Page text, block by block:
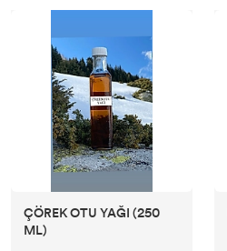
ÇÖREK OTU YAĞI (250
ML)